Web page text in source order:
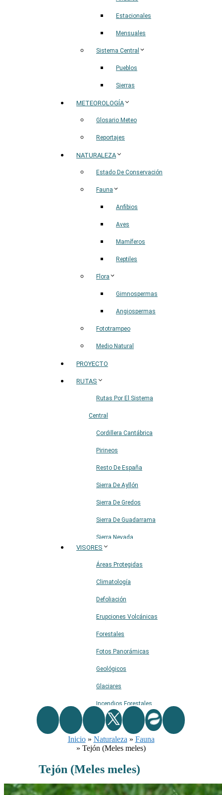
Estacionales
Mensuales
Sistema Central
Pueblos
Sierras
METEOROLOGÍA
Glosario Meteo
Reportajes
NATURALEZA
Estado De Conservación
Fauna
Anfibios
Aves
Mamíferos
Reptiles
Flora
Gimnospermas
Angiospermas
Fototrampeo
Medio Natural
PROYECTO
RUTAS
Rutas Por El Sistema
Central
Cordillera Cantábrica
Pirineos
Resto De España
Sierra De Ayllón
Sierra De Gredos
Sierra De Guadarrama
Sierra Nevada
VISORES
Áreas Protegidas
Climatología
Defoliación
Erupciones Volcánicas
Forestales
Fotos Panorámicas
Geológicos
Glaciares
Incendios Forestales
Naturaleza
Ríos
Terremotos
Topográficos
Inicio» Naturaleza » Fauna
» Tejón (Meles meles)
Tejón (Meles meles)